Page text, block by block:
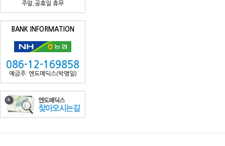
주말,공휴일 휴무
BANK INFORMATION
086-12-169858
예금주: 엔도메딕스(박맹일)